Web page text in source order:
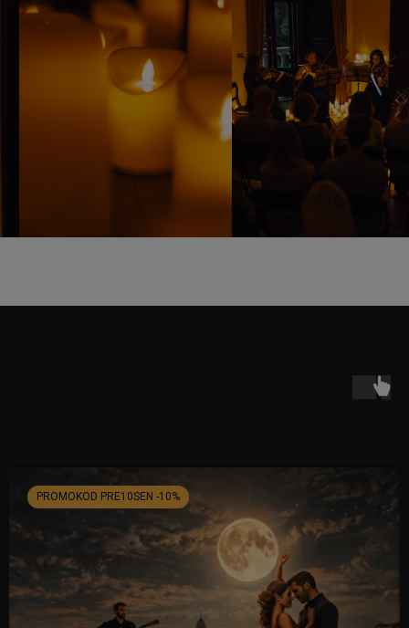
PROMOKOD PRE10SEN -10%
Dostawcą systemu biletowego jest kicket.com
Koncerty